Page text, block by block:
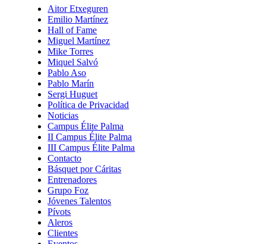
Aitor Etxeguren
Emilio Martínez
Hall of Fame
Miguel Martínez
Mike Torres
Miquel Salvó
Pablo Aso
Pablo Marín
Sergi Huguet
Política de Privacidad
Noticias
Campus Élite Palma
II Campus Élite Palma
III Campus Élite Palma
Contacto
Básquet por Cáritas
Entrenadores
Grupo Foz
Jóvenes Talentos
Pívots
Aleros
Clientes